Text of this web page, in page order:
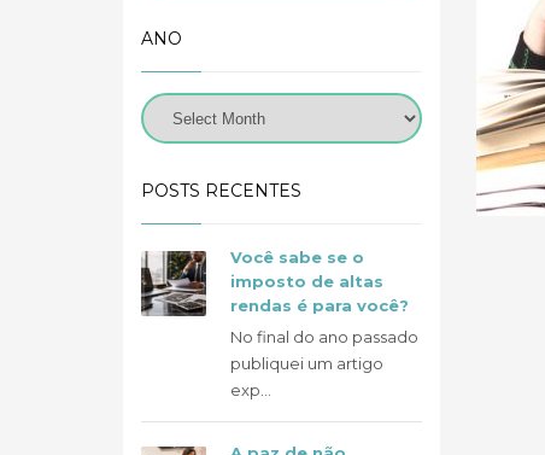
ANO
POSTS RECENTES
Você sabe se o
imposto de altas
rendas é para você?
No final do ano passado
publiquei um artigo
exp...